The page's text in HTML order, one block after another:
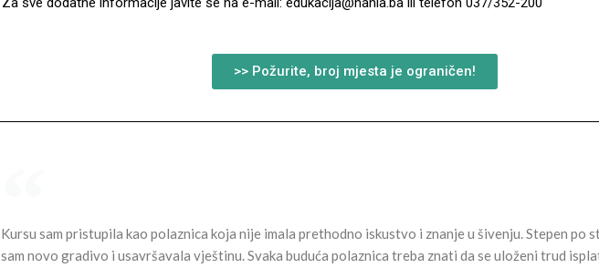
>> Požurite, broj mjesta je ograničen!
Kursu sam pristupila kao polaznica koja nije imala prethodno iskustvo i znanje u šivenju. Stepen po
sam novo gradivo i usavršavala vještinu. Svaka buduća polaznica treba znati da se uloženi trud